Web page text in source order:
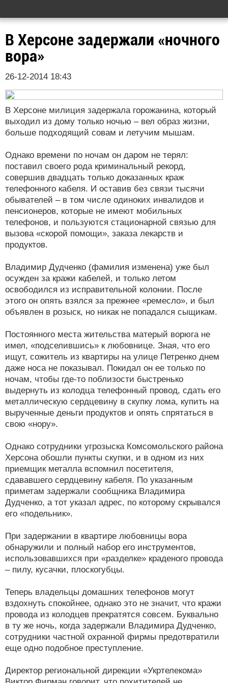
В Херсоне задержали «ночного
вора»
26-12-2014 18:43
В Херсоне милиция задержала горожанина, который
выходил из дому только ночью – вел образ жизни,
больше подходящий совам и летучим мышам.
Однако времени по ночам он даром не терял:
поставил своего рода криминальный рекорд,
совершив двадцать только доказанных краж
телефонного кабеля. И оставив без связи тысячи
обывателей – в том числе одиноких инвалидов и
пенсионеров, которые не имеют мобильных
телефонов, и пользуются стационарной связью для
вызова «скорой помощи», заказа лекарств и
продуктов.
Владимир Дудченко (фамилия изменена) уже был
осужден за кражи кабелей, и только летом
освободился из исправительной колонии. После
этого он опять взялся за прежнее «ремесло», и был
объявлен в розыск, но никак не попадался сыщикам.
Постоянного места жительства матерый ворюга не
имел, «подселившись» к любовнице. Зная, что его
ищут, сожитель из квартиры на улице Петренко днем
даже носа не показывал. Покидал он ее только по
ночам, чтобы где-то поблизости быстренько
выдернуть из колодца телефонный провод, сдать его
металлическую сердцевину в скупку лома, купить на
вырученные деньги продуктов и опять спрятаться в
свою «нору».
Однако сотрудники угрозыска Комсомольского района
Херсона обошли пункты скупки, и в одном из них
приемщик металла вспомнил посетителя,
сдававшего сердцевину кабеля. По указанным
приметам задержали сообщника Владимира
Дудченко, а тот указал адрес, по которому скрывался
его «подельник».
При задержании в квартире любовницы вора
обнаружили и полный набор его инструментов,
использовавшихся при «разделке» краденого провода
– пилу, кусачки, плоскогубцы.
Теперь владельцы домашних телефонов могут
вздохнуть спокойнее, однако это не значит, что кражи
провода из колодцев прекратятся совсем. Буквально
в ту же ночь, когда задержали Владимира Дудченко,
сотрудники частной охранной фирмы предотвратили
еще одно подобное преступление.
Директор региональной дирекции «Укртелекома»